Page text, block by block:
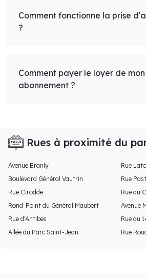
Comment fonctionne la prise
?
Comment payer le loyer de mon
abonnement ?
Rues à proximité du
Avenue Branly
Rue
Boulevard Général Vautrin
Rue
Rue Cirodde
Rue du
Rond-Point du Général Maubert
Avenue
Rue d'Antibes
Rue du
Allée du Parc Saint-Jean
Rue